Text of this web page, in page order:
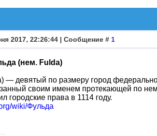
2017, 22:26:44 | Сообщение # 1
(нем. Fulda)
— девятый по размеру город
своим именем протекающей по
городские права в 1114 году.
wiki/Фульда